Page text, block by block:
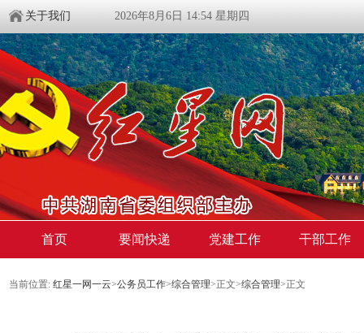
关于我们 2026年8月6日 14:54 星期四
首页 要闻快递 党建工作 干部工作
当前位置: 红星一网一云>公务员工作>综合管理>正文>综合管理>正文